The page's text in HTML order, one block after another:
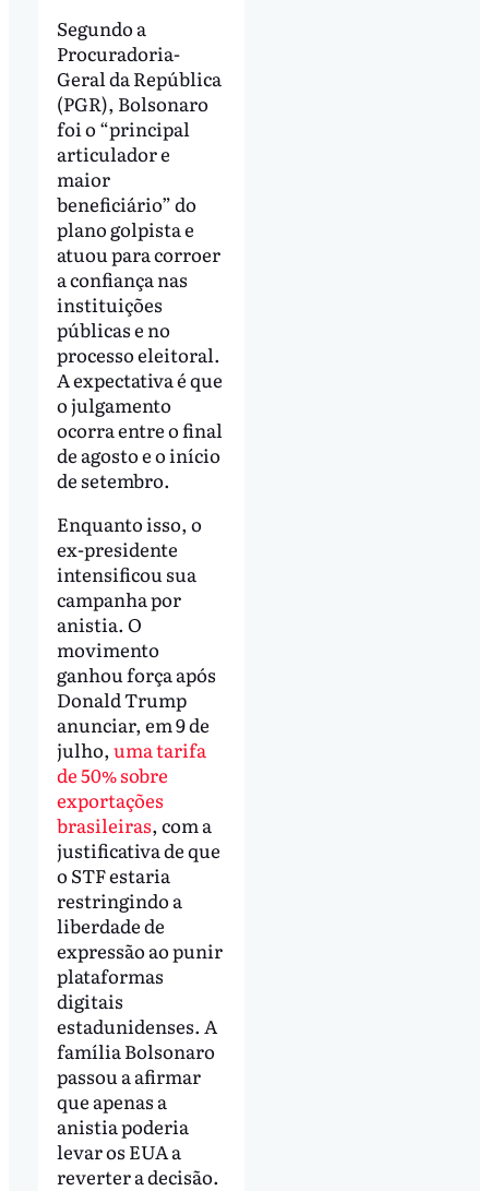
Segundo a
Procuradoria-
Geral da República
(PGR), Bolsonaro
foi o “principal
articulador e
maior
beneficiário” do
plano golpista e
atuou para corroer
a confiança nas
instituições
públicas e no
processo eleitoral.
A expectativa é que
o julgamento
ocorra entre o final
de agosto e o início
de setembro.
Enquanto isso, o
ex-presidente
intensificou sua
campanha por
anistia. O
movimento
ganhou força após
Donald Trump
anunciar, em 9 de
julho, uma tarifa
de 50% sobre
exportações
brasileiras, com a
justificativa de que
o STF estaria
restringindo a
liberdade de
expressão ao punir
plataformas
digitais
estadunidenses. A
família Bolsonaro
passou a afirmar
que apenas a
anistia poderia
levar os EUA a
reverter a decisão.